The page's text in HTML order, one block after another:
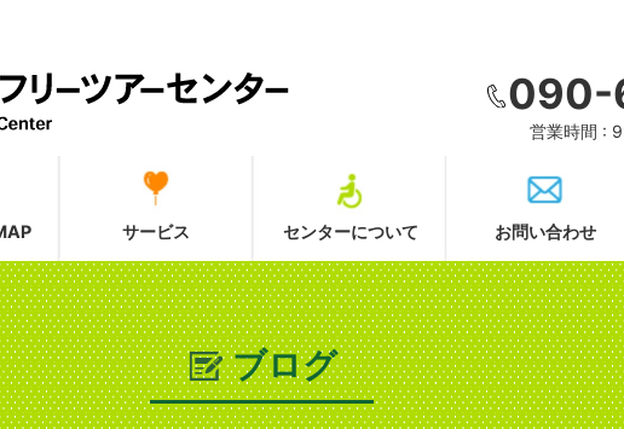
090-
営業時間 :
サービス センターについて お問い合わせ
ブログ